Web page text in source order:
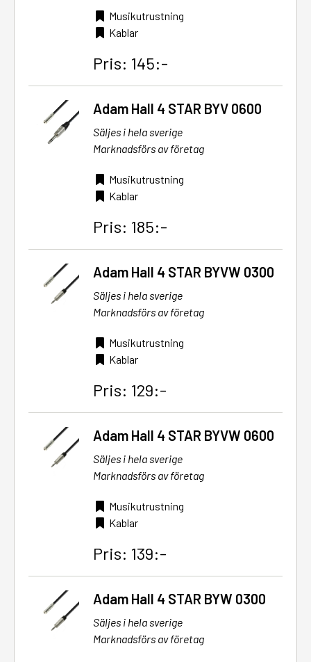
Musikutrustning
Kablar
Pris: 145:-
Adam Hall 4 STAR BYV 0600
Säljes i hela sverige
Marknadsförs av företag
Musikutrustning
Kablar
Pris: 185:-
Adam Hall 4 STAR BYVW 0300
Säljes i hela sverige
Marknadsförs av företag
Musikutrustning
Kablar
Pris: 129:-
Adam Hall 4 STAR BYVW 0600
Säljes i hela sverige
Marknadsförs av företag
Musikutrustning
Kablar
Pris: 139:-
Adam Hall 4 STAR BYW 0300
Säljes i hela sverige
Marknadsförs av företag